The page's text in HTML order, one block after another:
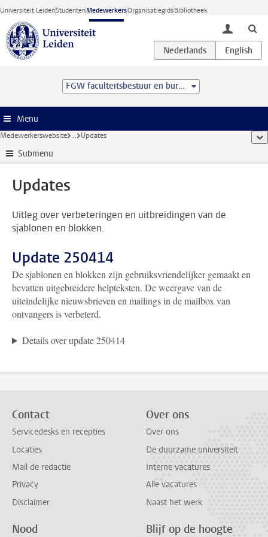
Ga direct naar de inhoud
Universiteit LeidenStudentenMedewerkersOrganisatiegidsBibliotheek
toggle
FGW faculteitsbestuur en bureau
Menu
Medewerkerswebsite ... Updates
Submenu
Updates
Uitleg over verbeteringen en uitbreidingen van de
sjablonen en blokken.
Update 250414
De sjablonen en blokken zijn gebruiksvriendelijker gemaakt en
bevatten uitgebreidere helpteksten. De weergave van de
uiteindelijke nieuwsbrieven en mailings in de mailbox van
ontvangers is verbeterd.
Details over update 250414
Contact
Servicedesks en recepties
Locaties
Mail de redactie
Privacy
Disclaimer
Over ons
Over ons
De duurzame universiteit
Interne vacatures
Alle vacatures
Naast het werk
Nood Blijf op de hoogte